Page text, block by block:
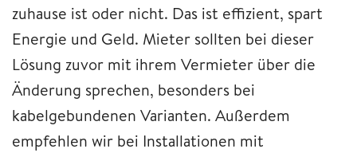
zuhause ist oder nicht. Das ist effizient, spart
Energie und Geld. Mieter sollten bei dieser
Lösung zuvor mit ihrem Vermieter über die
Änderung sprechen, besonders bei
kabelgebundenen Varianten. Außerdem
empfehlen wir bei Installationen mit